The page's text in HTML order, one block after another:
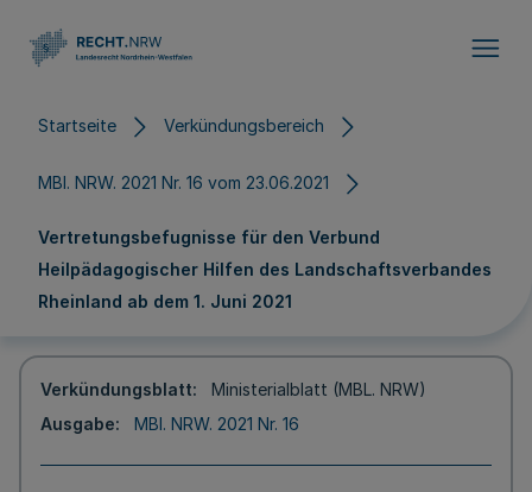
Startseite Verkündungsbereich
MBl. NRW. 2021 Nr. 16 vom 23.06.2021
Vertretungsbefugnisse für den Verbund
Heilpädagogischer Hilfen des Landschaftsverbandes
Rheinland ab dem 1. Juni 2021
Verkündungsblatt
Ministerialblatt (MBL. NRW)
Ausgabe
MBl. NRW. 2021 Nr. 16